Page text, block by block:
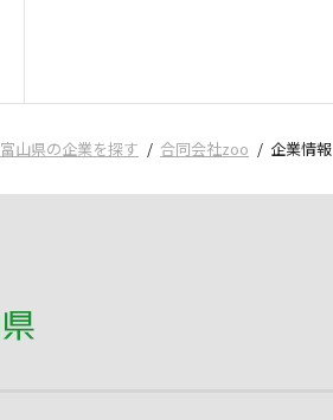
富山県の企業を探す 合同会社zoo 企業情報